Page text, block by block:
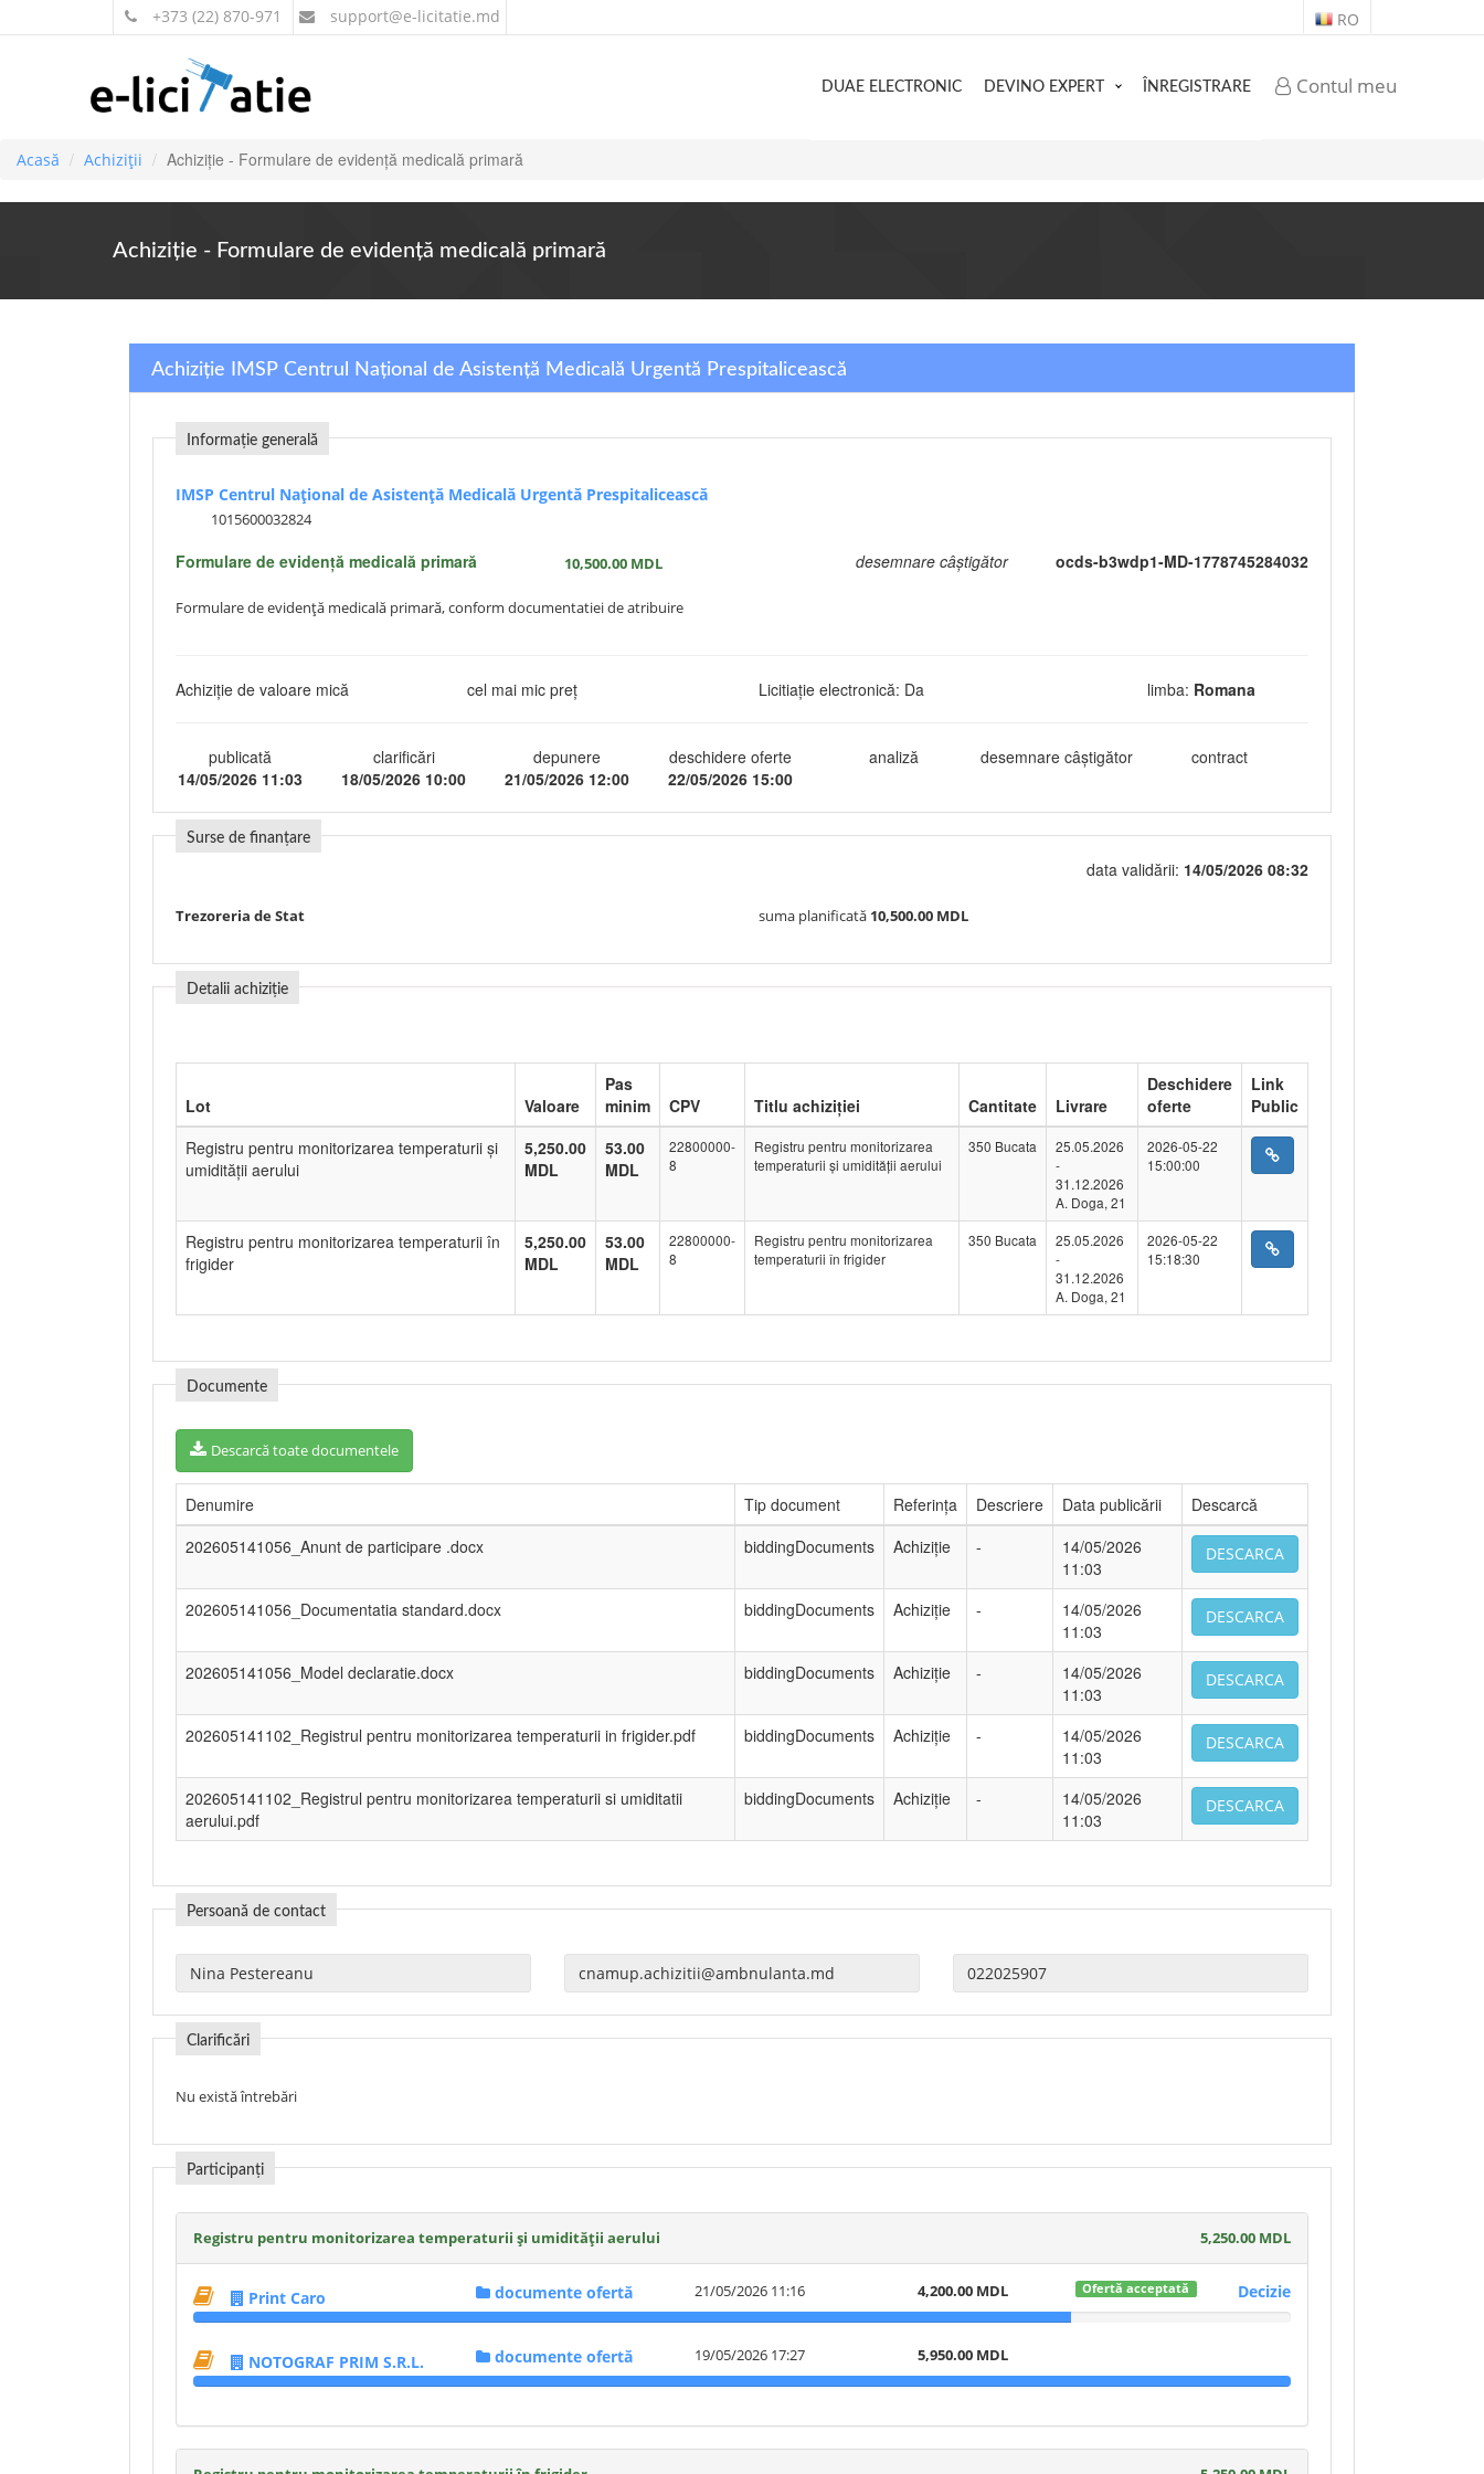
+373 (22) 870-971 support@e-licitatie.md RO
Contul meu
DUAE ELECTRONIC DEVINO EXPERT ÎNREGISTRARE
Acasă Achiziții Achiziție - Formulare de evidență medicală primară
Achiziție - Formulare de evidență medicală primară
Achiziție IMSP Centrul Național de Asistență Medicală Urgentă Prespitalicească
Informație generală
IMSP Centrul Național de Asistență Medicală Urgentă Prespitalicească
1015600032824
Formulare de evidență medicală primară 10,500.00 MDL desemnare câștigător ocds-b3wdp1-MD-1778745284032
Formulare de evidență medicală primară, conform documentatiei de atribuire
Achiziție de valoare mică cel mai mic preț Licitiație electronică: Da limba: Romana
publicată
14/05/2026 11:03
clarificări
18/05/2026 10:00
depunere
21/05/2026 12:00
deschidere oferte
22/05/2026 15:00
analiză desemnare câștigător contract
Surse de finanțare
data validării: 14/05/2026 08:32
Trezoreria de Stat suma planificată 10,500.00 MDL
Detalii achiziție
Lot Valoare
Pas
minim
CPV Titlu achiziției Cantitate Livrare
Deschidere
oferte
Link
Public
Registru pentru monitorizarea temperaturii și
umidității aerului
5,250.00
MDL
53.00
MDL
22800000-
8
Registru pentru monitorizarea
temperaturii și umidității aerului
350 Bucata
25.05.2026
-
31.12.2026
A. Doga, 21
2026-05-22
15:00:00
Registru pentru monitorizarea temperaturii în
frigider
5,250.00
MDL
53.00
MDL
22800000-
8
Registru pentru monitorizarea
temperaturii în frigider
350 Bucata
25.05.2026
-
31.12.2026
A. Doga, 21
2026-05-22
15:18:30
Documente
Descarcă toate documentele
Denumire Tip document Referința Descriere Data publicării
Descarcă
202605141056_Anunt de participare .docx
biddingDocuments Achiziție -
14/05/2026
11:03
DESCARCA
202605141056_Documentatia standard.docx biddingDocuments Achiziție -
14/05/2026
11:03
DESCARCA
202605141056_Model declaratie.docx biddingDocuments Achiziție -
14/05/2026
11:03
DESCARCA
202605141102_Registrul pentru monitorizarea temperaturii in frigider.pdf biddingDocuments Achiziție -
14/05/2026
11:03
DESCARCA
202605141102_Registrul pentru monitorizarea temperaturii si umiditatii
aerului.pdf
biddingDocuments Achiziție -
14/05/2026
11:03
DESCARCA
Persoană de contact
Clarificări
Nu există întrebări
Participanți
Registru pentru monitorizarea temperaturii și umidității aerului 5,250.00 MDL
Print Caro documente ofertă 21/05/2026 11:16 4,200.00 MDL Ofertă acceptată Decizie
NOTOGRAF PRIM S.R.L. documente ofertă 19/05/2026 17:27 5,950.00 MDL